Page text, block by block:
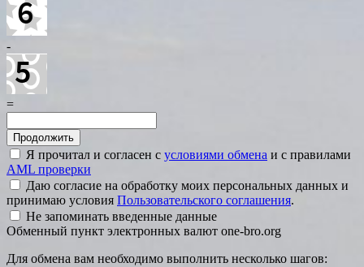
-
=
Я прочитал и согласен с условиями обмена и с правилами
AML проверки
Даю согласие на обработку моих персональных данных и
принимаю условия Пользовательского соглашения.
Не запоминать введенные данные
Обменный пункт электронных валют one-bro.org
Для обмена вам необходимо выполнить несколько шагов: